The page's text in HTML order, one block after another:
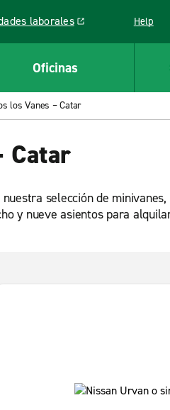
laborales
in a new window Help
Oficinas
los Vanes – Catar
Catar
selección de minivanes,
y nueve asientos para